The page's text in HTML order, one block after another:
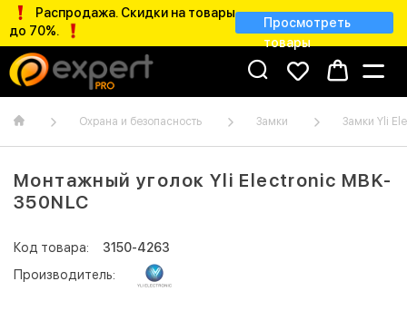
Распродажа. Скидки на товары
до 70%.
Просмотреть
товары
Охрана и безопасность Замки Замки Yli
Монтажный уголок Yli Electronic MBK-
350NLC
Код товара:
3150-4263
Производитель: